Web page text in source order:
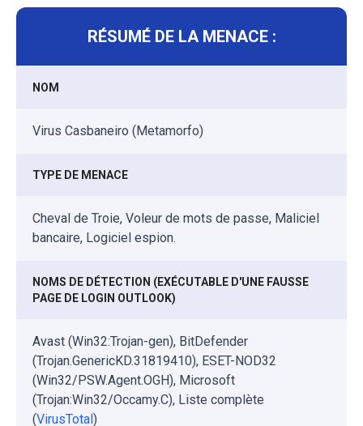
RÉSUMÉ DE LA MENACE :
NOM
Virus Casbaneiro (Metamorfo)
TYPE DE MENACE
Cheval de Troie, Voleur de mots de passe, Maliciel
bancaire, Logiciel espion.
NOMS DE DÉTECTION (EXÉCUTABLE D'UNE FAUSSE
PAGE DE LOGIN OUTLOOK)
Avast (Win32:Trojan-gen), BitDefender
(Trojan.GenericKD.31819410), ESET-NOD32
(Win32/PSW.Agent.OGH), Microsoft
(Trojan:Win32/Occamy.C), Liste complète
(VirusTotal)